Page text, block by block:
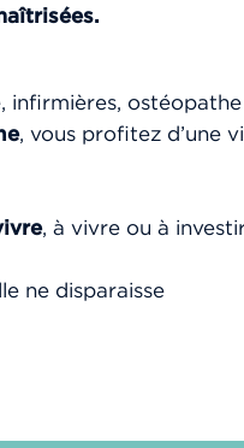
infirmières,
, vous profitez d’une
, à vivre ou à
ne disparaisse